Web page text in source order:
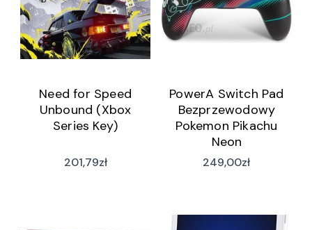
Need for Speed
Unbound (Xbox
Series Key)
201,79zł
PowerA Switch Pad
Bezprzewodowy
Pokemon Pikachu
Neon
249,00zł